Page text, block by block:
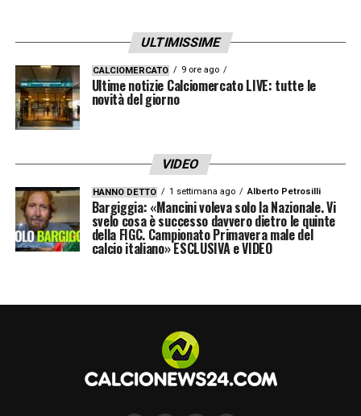
ULTIMISSIME
CALCIOMERCATO 9 ore ago
Ultime notizie Calciomercato LIVE: tutte le
novità del giorno
VIDEO
HANNO DETTO 1 settimana ago Alberto Petrosilli
Bargiggia: «Mancini voleva solo la Nazionale. Vi
svelo cosa è successo davvero dietro le quinte
della FIGC. Campionato Primavera male del
calcio italiano» ESCLUSIVA e VIDEO